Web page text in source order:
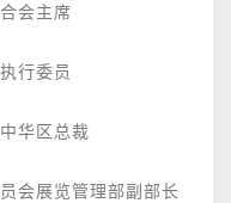
会主席
行委员
华区总裁
会展览管理部副部长